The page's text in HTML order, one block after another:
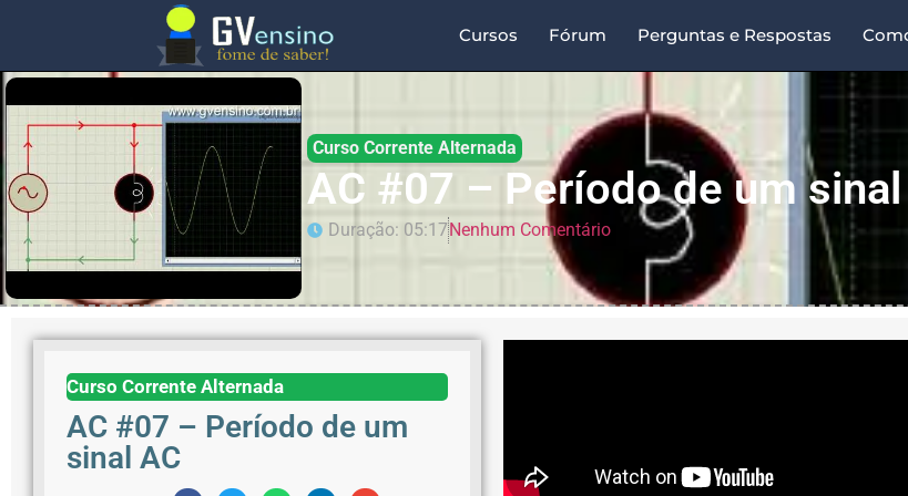
Cursos Fórum Perguntas e Respostas
Curso Corrente Alternada
AC #07 – Período de um
Duração: 05:17Nenhum Comentário
Curso Corrente Alternada
AC #07 – Período de um
sinal AC